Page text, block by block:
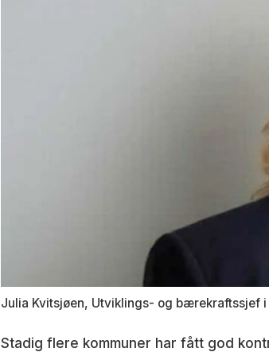
Julia Kvitsjøen, Utviklings- og bærekraftssjef i
Stadig flere kommuner har fått god